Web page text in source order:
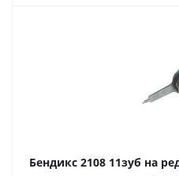
Бендикс 2108 11зуб на